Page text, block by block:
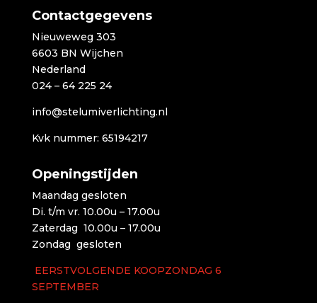
Contactgegevens
Nieuweweg 303
6603 BN Wijchen
Nederland
024 – 64 225 24
info@stelumiverlichting.nl
Kvk nummer: 65194217
Openingstijden
Maandag gesloten
Di. t/m vr. 10.00u – 17.00u
Zaterdag 10.00u – 17.00u
Zondag gesloten
EERSTVOLGENDE KOOPZONDAG 6
SEPTEMBER